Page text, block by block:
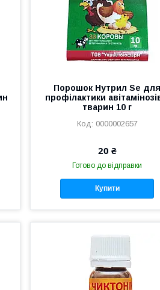
Порошок Нутрил Se для
профілактики
тварин 10 г
0000002657
20 ₴
Готово до відправки
Купити